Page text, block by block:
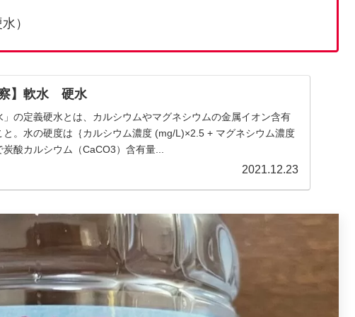
）
察】軟水 硬水
」の定義硬水とは、カルシウムやマグネシウムの金属イオン含有
と。水の硬度は｛カルシウム濃度 (mg/L)×2.5 + マグネシウム濃度
酸カルシウム（CaCO3）含有量...
2021.12.23